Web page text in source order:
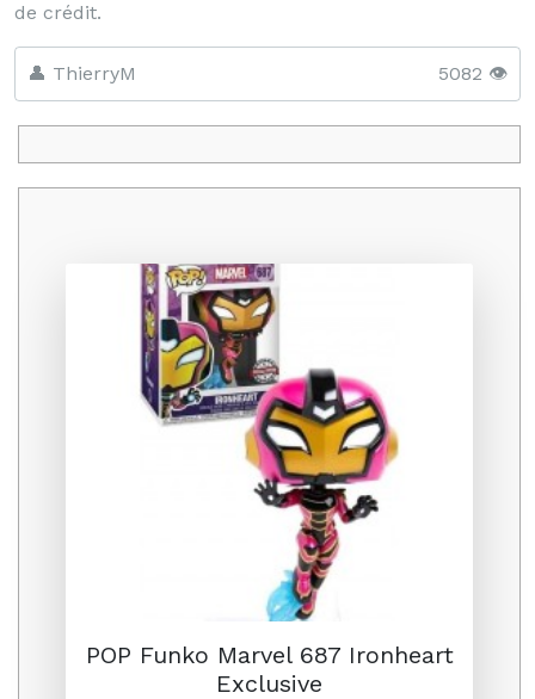
de crédit.
👤 ThierryM 5082 👁️
POP Funko Marvel 687 Ironheart
Exclusive